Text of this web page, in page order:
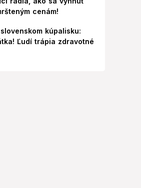
cenám!
kúpalisku:
Ľudí trápia zdravotné